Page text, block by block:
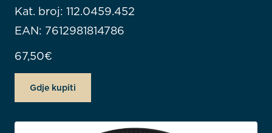
Kat. broj: 112.0459.452
EAN: 7612981814786
67,50€
Gdje kupiti